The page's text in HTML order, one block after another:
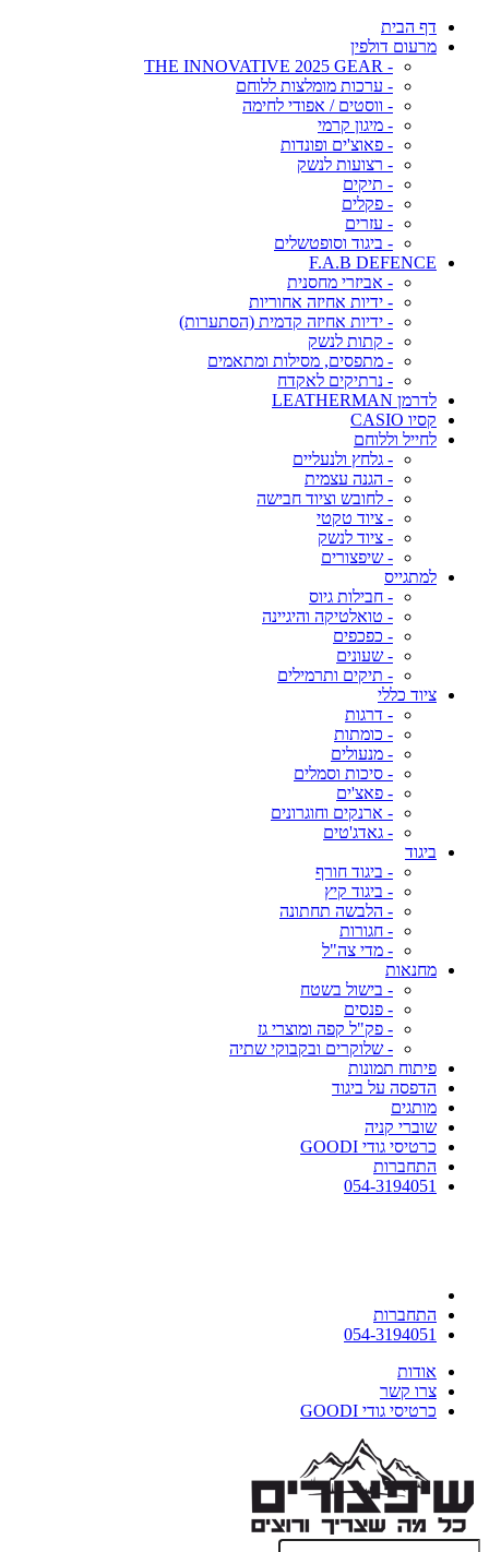
דף הבית
מרעום דולפין
- THE INNOVATIVE 2025 GEAR
- ערכות מומלצות ללוחם
- ווסטים / אפודי לחימה
- מיגון קרמי
- פאוצ'ים ופונדות
- רצועות לנשק
- תיקים
- פקלים
- עזרים
- ביגוד וסופטשלים
F.A.B DEFENCE
- אביזרי מחסנית
- ידיות אחיזה אחוריות
- ידיות אחיזה קדמית (הסתערות)
- קתות לנשק
- מתפסים, מסילות ומתאמים
- נרתיקים לאקדח
לדרמן LEATHERMAN
קסיו CASIO
לחייל וללוחם
- גלחץ ולנעליים
- הגנה עצמית
- לחובש וציוד חבישה
- ציוד טקטי
- ציוד לנשק
- שיפצורים
למתגייס
- חבילות גיוס
- טואלטיקה והיגיינה
- כפכפים
- שעונים
- תיקים ותרמילים
ציוד כללי
- דרגות
- כומתות
- מנעולים
- סיכות וסמלים
- פאצ'ים
- ארנקים וחוגרונים
- גאדג'טים
ביגוד
- ביגוד חורף
- ביגוד קיץ
- הלבשה תחתונה
- חגורות
- מדי צה"ל
מחנאות
- בישול בשטח
- פנסים
- פק"ל קפה ומוצרי גז
- שלוקרים ובקבוקי שתיה
פיתוח תמונות
הדפסה על ביגוד
מותגים
שוברי קניה
כרטיסי גודי GOODI
התחברות
054-3194051
התחברות
054-3194051
אודות
צרו קשר
כרטיסי גודי GOODI